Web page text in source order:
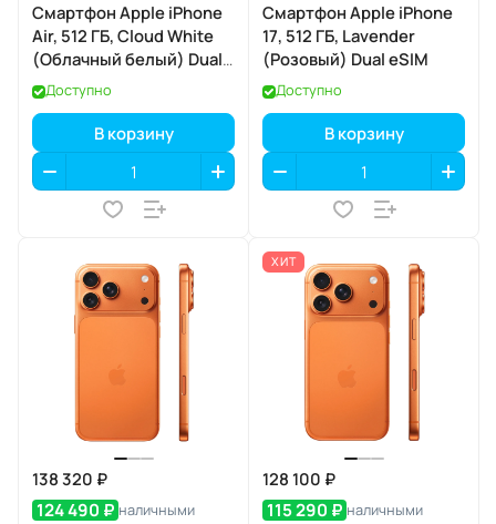
Смартфон Apple iPhone
Air, 512 ГБ, Cloud White
(Облачный белый) Dual
eSIM
Доступно
В корзину
Смартфон Apple iPhone
17, 512 ГБ, Lavender
(Розовый) Dual eSIM
Доступно
В корзину
138 320 ₽
124 490 ₽ наличными
ХИТ
128 100 ₽
115 290 ₽ наличными